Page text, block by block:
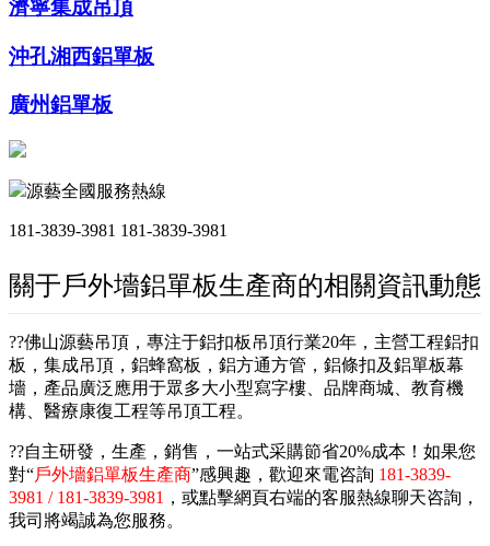
濟寧集成吊頂
沖孔湘西鋁單板
廣州鋁單板
源藝全國服務熱線
181-3839-3981 181-3839-3981
關于戶外墻鋁單板生產商的相關資訊動態
??佛山源藝吊頂，專注于鋁扣板吊頂行業20年，主營工程鋁扣
板，集成吊頂，鋁蜂窩板，鋁方通方管，鋁條扣及鋁單板幕
墻，產品廣泛應用于眾多大小型寫字樓、品牌商城、教育機
構、醫療康復工程等吊頂工程。
??自主研發，生產，銷售，一站式采購節省20%成本！如果您
對“戶外墻鋁單板生產商”感興趣，歡迎來電咨詢 181-3839-
3981 / 181-3839-3981 ，或點擊網頁右端的客服熱線聊天咨詢，
我司將竭誠為您服務。